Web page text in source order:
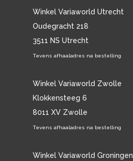
Winkel Variaworld Utrecht
Oudegracht 218
3511 NS Utrecht
Tevens afhaaladres na bestelling
Winkel Variaworld Zwolle
Klokkensteeg 6
8011 XV Zwolle
Tevens afhaaladres na bestelling
Winkel Variaworld Groningen